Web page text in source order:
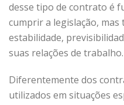
desse tipo de contrato é
cumprir a legislação,
estabilidade,
suas relações de trabalho.
Diferentemente dos
utilizados em situações